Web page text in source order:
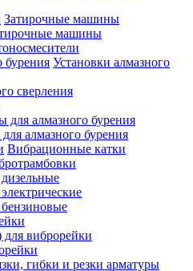
Затирочные машины
машины
Установки алмазного
сверления
для алмазного бурения
алмазного бурения
Вибрационные катки
виброрейки